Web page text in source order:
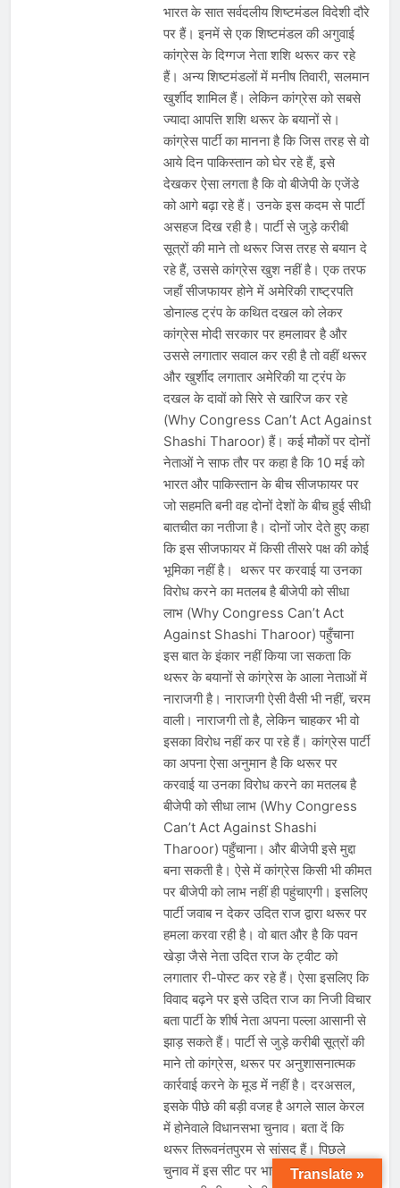
भारत के सात सर्वदलीय शिष्टमंडल विदेशी दौरे
पर हैं। इनमें से एक शिष्टमंडल की अगुवाई
कांग्रेस के दिग्गज नेता शशि थरूर कर रहे
हैं। अन्य शिष्टमंडलों में मनीष तिवारी, सलमान
खुर्शीद शामिल हैं। लेकिन कांग्रेस को सबसे
ज्यादा आपत्ति शशि थरूर के बयानों से।
कांग्रेस पार्टी का मानना है कि जिस तरह से वो
आये दिन पाकिस्तान को घेर रहे हैं, इसे
देखकर ऐसा लगता है कि वो बीजेपी के एजेंडे
को आगे बढ़ा रहे हैं। उनके इस कदम से पार्टी
असहज दिख रही है। पार्टी से जुड़े करीबी
सूत्रों की माने तो थरूर जिस तरह से बयान दे
रहे हैं, उससे कांग्रेस खुश नहीं है। एक तरफ
जहाँ सीजफायर होने में अमेरिकी राष्ट्रपति
डोनाल्ड ट्रंप के कथित दखल को लेकर
कांग्रेस मोदी सरकार पर हमलावर है और
उससे लगातार सवाल कर रही है तो वहीं थरूर
और खुर्शीद लगातार अमेरिकी या ट्रंप के
दखल के दावों को सिरे से खारिज कर रहे
(Why Congress Can’t Act Against
Shashi Tharoor) हैं। कई मौकों पर दोनों
नेताओं ने साफ तौर पर कहा है कि 10 मई को
भारत और पाकिस्तान के बीच सीजफायर पर
जो सहमति बनी वह दोनों देशों के बीच हुई सीधी
बातचीत का नतीजा है। दोनों जोर देते हुए कहा
कि इस सीजफायर में किसी तीसरे पक्ष की कोई
भूमिका नहीं है। थरूर पर करवाई या उनका
विरोध करने का मतलब है बीजेपी को सीधा
लाभ (Why Congress Can’t Act
Against Shashi Tharoor) पहुँचाना
इस बात के इंकार नहीं किया जा सकता कि
थरूर के बयानों से कांग्रेस के आला नेताओं में
नाराजगी है। नाराजगी ऐसी वैसी भी नहीं, चरम
वाली। नाराजगी तो है, लेकिन चाहकर भी वो
इसका विरोध नहीं कर पा रहे हैं। कांग्रेस पार्टी
का अपना ऐसा अनुमान है कि थरूर पर
करवाई या उनका विरोध करने का मतलब है
बीजेपी को सीधा लाभ (Why Congress
Can’t Act Against Shashi
Tharoor) पहुँचाना। और बीजेपी इसे मुद्दा
बना सकती है। ऐसे में कांग्रेस किसी भी कीमत
पर बीजेपी को लाभ नहीं ही पहुंचाएगी। इसलिए
पार्टी जवाब न देकर उदित राज द्वारा थरूर पर
हमला करवा रही है। वो बात और है कि पवन
खेड़ा जैसे नेता उदित राज के ट्वीट को
लगातार री-पोस्ट कर रहे हैं। ऐसा इसलिए कि
विवाद बढ़ने पर इसे उदित राज का निजी विचार
बता पार्टी के शीर्ष नेता अपना पल्ला आसानी से
झाड़ सकते हैं। पार्टी से जुड़े करीबी सूत्रों की
माने तो कांग्रेस, थरूर पर अनुशासनात्मक
कार्रवाई करने के मूड में नहीं है। दरअसल,
इसके पीछे की बड़ी वजह है अगले साल केरल
में होनेवाले विधानसभा चुनाव। बता दें कि
थरूर तिरूवनंतपुरम से सांसद हैं। पिछले
चुनाव में इस सीट पर भाजपा ने उन्हें कड़ी
Translate »